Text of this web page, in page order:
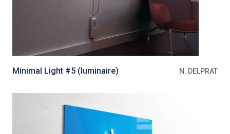
Minimal Light #5 (luminaire) N. DELPRAT